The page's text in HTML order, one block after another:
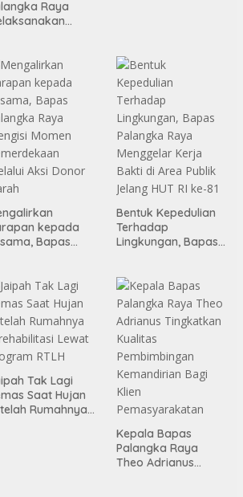
Raya
Binter
kepada
Bapas
Aksi Donor
Bentuk Kepedulian
Terhadap
Lingkungan, Bapas
Bakti di Area Publik
Jelang HUT RI ke-81
Tak Lagi
Saat Hujan
Rumahnya
Kepala Bapas
Palangka Raya
Theo Adrianus